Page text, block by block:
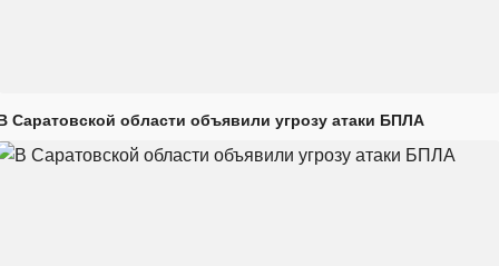
Саратовской области объявили угрозу атаки БПЛА